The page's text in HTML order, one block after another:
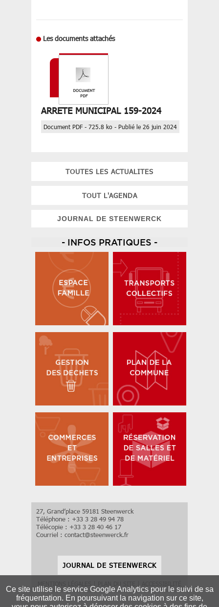
Ce site utilise le service Google Analytics pour le suivi de sa
fréquentation. En poursuivant la navigation sur ce site,
Les documents attachés
ARRETE MUNICIPAL 159-2024
Document PDF - 725.8 ko - Publié le 26 juin 2024
TOUTES LES ACTUALITES
TOUT L'AGENDA
JOURNAL DE STEENWERCK
- INFOS PRATIQUES -
27, Grand’place 59181 Steenwerck
Téléphone : +33 3 28 49 94 78
Télécopie : +33 3 28 40 46 17
Courriel : contact@steenwerck.fr
JOURNAL DE STEENWERCK